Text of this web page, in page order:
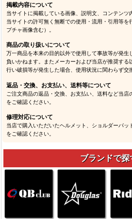
掲載内容について
当サイトに掲載している画像、説明文、コンテンツ
当サイトの許可無く無断での使用・流用・引用等を
プチャ画像含む）。
商品の取り扱いについて
万一商品を本来の目的以外で使用して事故等が発生
負いかねます。またメーカーおよび当店が推奨する
行い破損等が発生した場合、使用状況に関わらず交
返品・交換、お支払い、送料等について
ご注文商品の返品・交換、お支払い、送料など当店
をご確認ください。
修理対応について
当店で購入いただいたヘルメット、ショルダーパッ
をご確認ください。
ブランドで探